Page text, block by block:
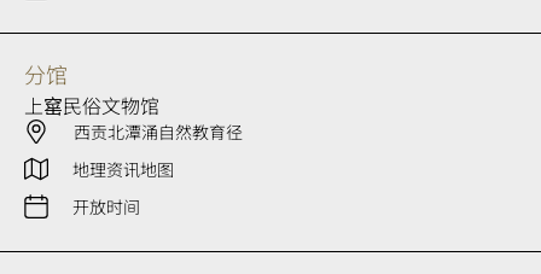
分馆
上窰民俗文物馆
西贡北潭涌自然教育径
地理资讯地图
开放时间